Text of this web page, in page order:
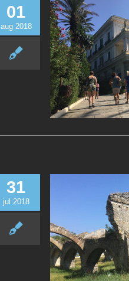
01
aug 2018
31
jul 2018